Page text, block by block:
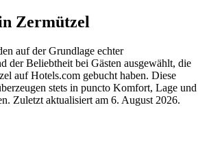
Zermützel
auf der Grundlage echter
der Beliebtheit bei Gästen ausgewählt, die
auf Hotels.com gebucht haben. Diese
stets in puncto Komfort, Lage und
Zuletzt aktualisiert am 6. August 2026.